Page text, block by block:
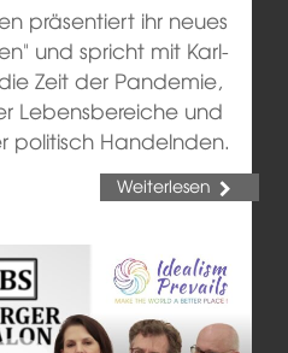
präsentiert ihr neues
und spricht mit Karl-
Zeit der Pandemie,
Lebensbereiche und
politisch Handelnden.
Weiterlesen